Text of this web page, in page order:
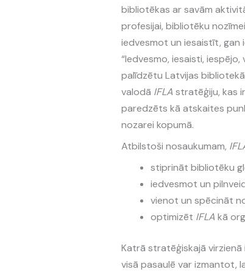
bibliotēkas ar savām
profesijai, bibliotēku
iedvesmot un iesaistīt, gan
“Iedvesmo, iesaisti,
palīdzētu Latvijas
valodā IFLA stratēģiju, kas
paredzēts kā atskaites
nozarei kopumā.
Atbilstoši nosaukumam,
stiprināt bibliotēku
iedvesmot un
vienot un spēcināt
optimizēt IFLA kā
Katrā stratēģiskajā
visā pasaulē var izmantot,